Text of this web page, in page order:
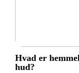
Hvad er
hud?